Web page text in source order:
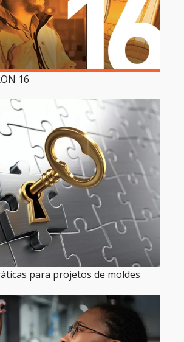
16
para projetos de moldes